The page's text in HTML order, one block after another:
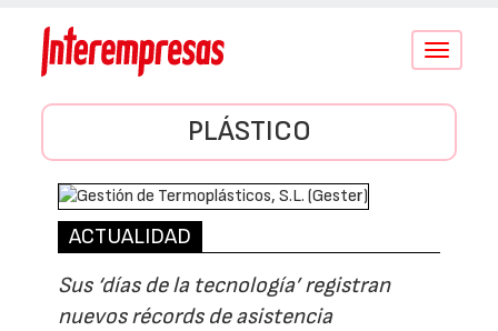
Conmutar
PLÁSTICO
ACTUALIDAD
Sus ‘días de la tecnología’ registran
nuevos récords de asistencia